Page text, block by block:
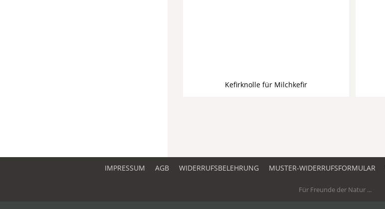
Kefirknolle für Milchkefir
IMPRESSUM AGB WIDERRUFSBELEHRUNG MUSTER-WIDERRUFSFORMULAR
Für Freunde der Natur ...